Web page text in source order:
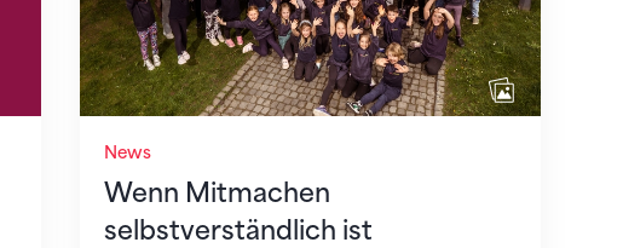
News
Wenn Mitmachen
selbstverständlich ist